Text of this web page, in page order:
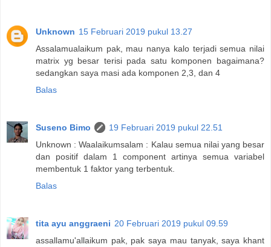
Unknown 15 Februari 2019 pukul 13.27
Assalamualaikum pak, mau nanya kalo terjadi semua nilai
matrix yg besar terisi pada satu komponen bagaimana?
sedangkan saya masi ada komponen 2,3, dan 4
Balas
Suseno Bimo
19 Februari 2019 pukul 22.51
Unknown : Waalaikumsalam : Kalau semua nilai yang besar
dan positif dalam 1 component artinya semua variabel
membentuk 1 faktor yang terbentuk.
Balas
tita ayu anggraeni 20 Februari 2019 pukul 09.59
assallamu'allaikum pak, pak saya mau tanyak, saya khant